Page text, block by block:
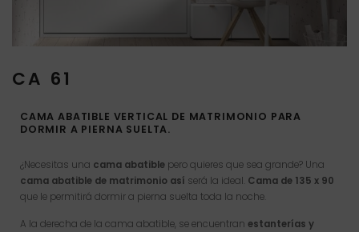
CA 61
CAMA ABATIBLE VERTICAL DE MATRIMONIO PARA
DORMIR A PIERNA SUELTA.
¿Necesitas una cama abatible pero quieres que sea grande? Una
cama abatible de matrimonio así será la ideal. Cama de 135 x 90
que le permitirá dormir a pierna suelta toda la noche.
A la derecha de la cama abatible, se encuentran estanterías y